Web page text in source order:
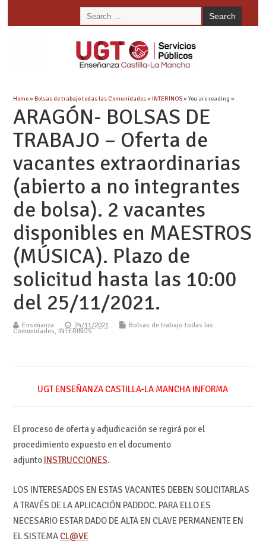
Home»Bolsas de trabajo todas las Comunidades»INTERINOS» You are reading »
ARAGÓN- BOLSAS DE
TRABAJO – Oferta de
vacantes extraordinarias
(abierto a no integrantes
de bolsa). 2 vacantes
disponibles en MAESTROS
(MÚSICA). Plazo de
solicitud hasta las 10:00
del 25/11/2021.
Enseñanza 24/11/2021 Bolsas de trabajo todas las
Comunidades, INTERINOS
UGT ENSEÑANZA CASTILLA-LA MANCHA INFORMA
El proceso de oferta y adjudicación se regirá por el
procedimiento expuesto en el documento
adjunto INSTRUCCIONES.
LOS INTERESADOS EN ESTAS VACANTES DEBEN SOLICITARLAS
A TRAVÉS DE LA APLICACIÓN PADDOC. PARA ELLO ES
NECESARIO ESTAR DADO DE ALTA EN CLAVE PERMANENTE EN
EL SISTEMA CL@VE